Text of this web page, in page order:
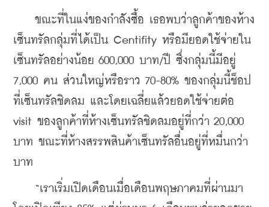
ขณะที่ในแง่ของกำลังซื้อ เธอพบว่าลูกค้าของห้าง
เซ็นทรัลกลุ่มที่ได้เป็น Centifity หรือมียอดใช้จ่ายใน
เซ็นทรัลอย่างน้อย 600,000 บาท/ปี ซึ่งกลุ่มนี้มีอยู่
7,000 คน ส่วนใหญ่หรือราว 70-80% ของกลุ่มนี้ช็อป
ที่เซ็นทรัลชิดลม และโดยเฉลี่ยแล้วยอดใช้จ่ายต่อ
visit ของลูกค้าที่ห้างเซ็นทรัลชิดลมอยู่ที่กว่า 20,000
บาท ขณะที่ห้างสรรพสินค้าเซ็นทรัลอื่นอยู่ที่หมื่นกว่า
บาท
“เราเริ่มเปิดเดือนเมื่อเดือนพฤษภาคมที่ผ่านมา